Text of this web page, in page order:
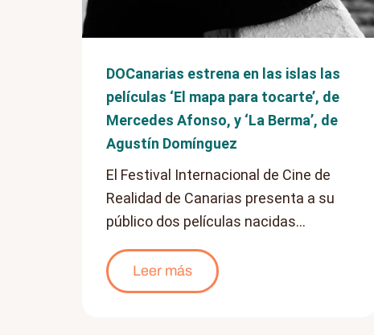
DOCanarias estrena en las islas las
películas ‘El mapa para tocarte’, de
Mercedes Afonso, y ‘La Berma’, de
Agustín Domínguez
El Festival Internacional de Cine de
Realidad de Canarias presenta a su
público dos películas nacidas...
Leer más